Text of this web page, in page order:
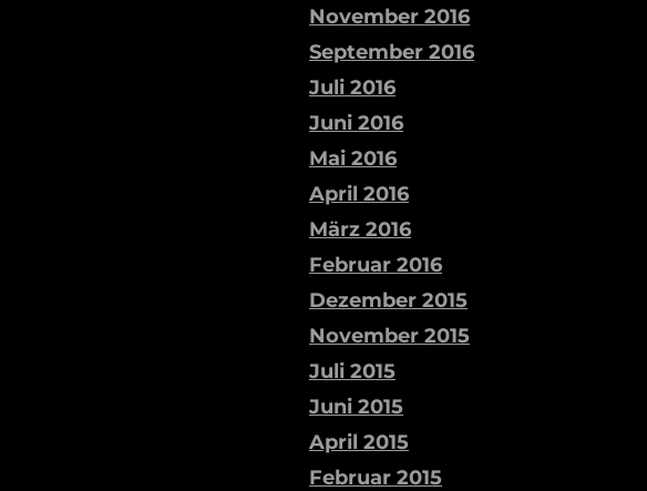
November 2016
September 2016
Juli 2016
Juni 2016
Mai 2016
April 2016
März 2016
Februar 2016
Dezember 2015
November 2015
Juli 2015
Juni 2015
April 2015
Februar 2015